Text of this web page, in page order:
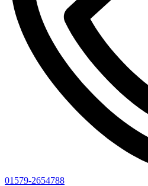
01579-2654788